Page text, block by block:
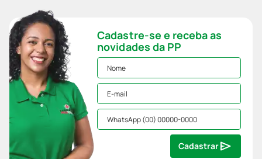
Cadastre-se e receba as
novidades da PP
Cadastrar